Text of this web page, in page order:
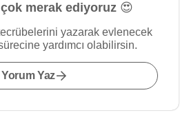
merak ediyoruz 😍
yazarak evlenecek
yardımcı olabilirsin.
Yorum Yaz